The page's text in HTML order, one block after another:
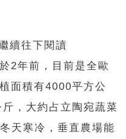
續往下閱讀
2年前，目前是全歐
面積有4000平方公
，大約占立陶宛蔬菜
天寒冷，垂直農場能